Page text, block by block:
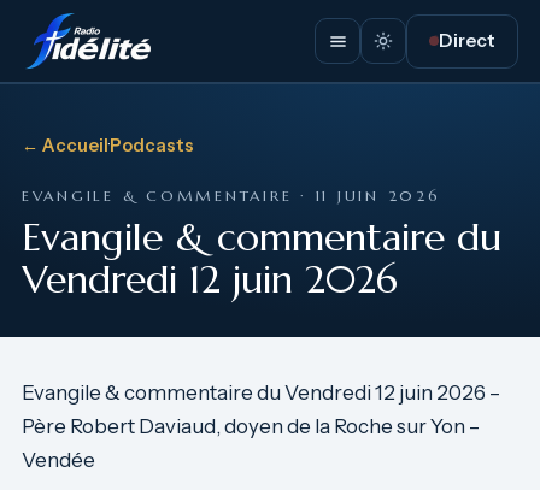
Direct
← Accueil·Podcasts
EVANGILE & COMMENTAIRE · 11 JUIN 2026
Evangile & commentaire du
Vendredi 12 juin 2026
Evangile & commentaire du Vendredi 12 juin 2026 –
Père Robert Daviaud, doyen de la Roche sur Yon –
Vendée